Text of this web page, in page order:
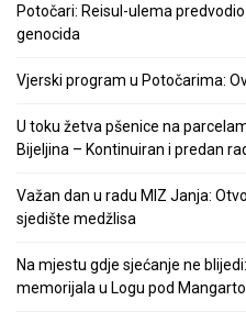
Potočari: Reisul-ulema
genocida
Vjerski program u Potočarima:
U toku žetva pšenice na
Bijeljina – Kontinuiran i predan
Važan dan u radu MIZ Janja:
sjedište medžlisa
Na mjestu gdje sjećanje ne
memorijala u Logu pod